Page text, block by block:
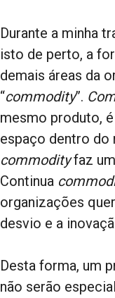
Durante a minha
isto de perto, a
demais áreas da
“commodity”.
mesmo produto,
espaço dentro do
commodityfaz
Continua
organizações
desvio e a
Desta forma, um
não serão